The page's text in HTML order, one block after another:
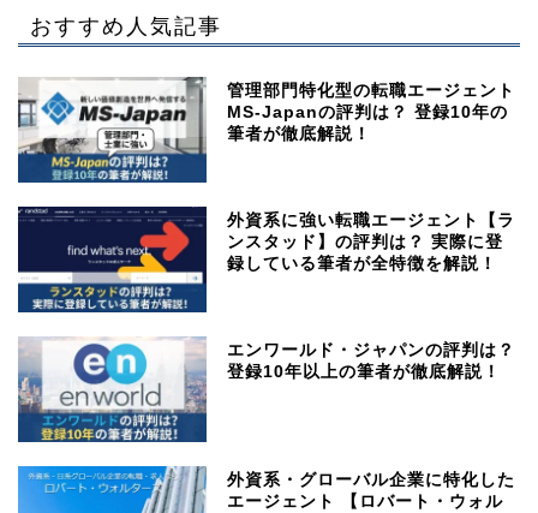
おすすめ人気記事
管理部門特化型の転職エージェント
MS-Japanの評判は？ 登録10年の
筆者が徹底解説！
外資系に強い転職エージェント【ラ
ンスタッド】の評判は？ 実際に登
録している筆者が全特徴を解説！
エンワールド・ジャパンの評判は？
登録10年以上の筆者が徹底解説！
外資系・グローバル企業に特化した
エージェント 【ロバート・ウォル